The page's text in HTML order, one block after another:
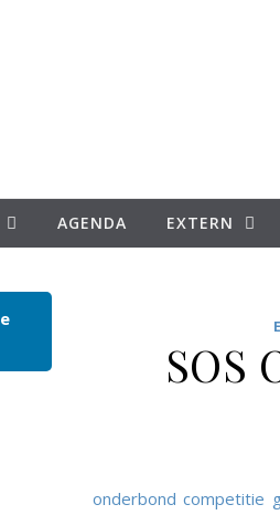
AGENDA EXTERN
SOS
onderbond competitie